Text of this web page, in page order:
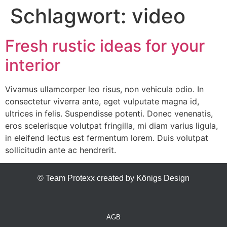
Schlagwort: video
Fresh rustic ideas for your
interior
Vivamus ullamcorper leo risus, non vehicula odio. In
consectetur viverra ante, eget vulputate magna id,
ultrices in felis. Suspendisse potenti. Donec venenatis,
eros scelerisque volutpat fringilla, mi diam varius ligula,
in eleifend lectus est fermentum lorem. Duis volutpat
sollicitudin ante ac hendrerit.
© Team Protexx created by Königs Design
AGB